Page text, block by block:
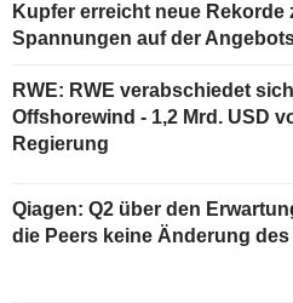
Kupfer erreicht neue
Spannungen auf der
RWE: RWE verabschiedet
Offshorewind - 1,2 Mrd. USD
Regierung
Qiagen: Q2 über den
die Peers keine Änderung